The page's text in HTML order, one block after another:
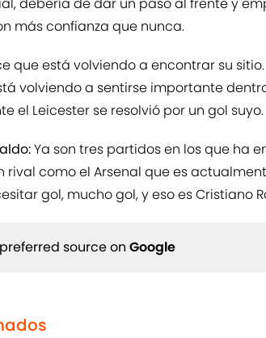
debería de dar un paso al frente y
más confianza que nunca.
que está volviendo a encontrar su
volviendo a sentirse importante
el Leicester se resolvió por un gol suyo.
Ya son tres partidos en los que ha
rival como el Arsenal que es
gol, mucho gol, y eso es Cristiano
source on Google